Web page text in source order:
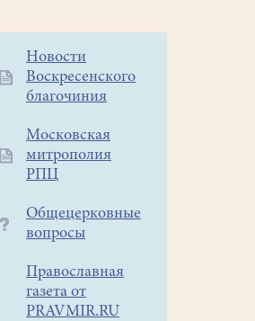
Дополнительное
меню
Новости
Воскресенского
благочиния
Московская
митрополия
РПЦ
Общецерковные
вопросы
Православная
газета от
PRAVMIR.RU